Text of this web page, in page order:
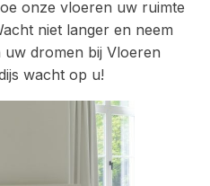
onze vloeren uw ruimte
niet langer en neem
dromen bij Vloeren
wacht op u!